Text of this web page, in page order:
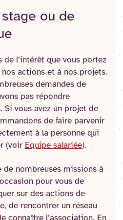
ou de
de l’intérêt que vous portez
actions et à nos projets.
demandes de
pas répondre
Si vous avez un projet de
de faire parvenir
à la personne qui
(voir Equipe salariée).
de nombreuses missions à
pour vous de
sur des actions de
de rencontrer un réseau
connaître l’association. En